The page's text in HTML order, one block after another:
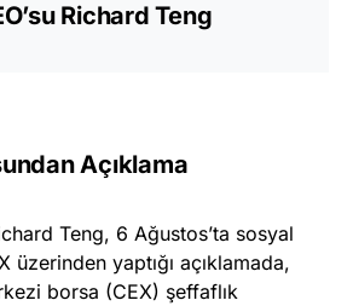
Richard Teng
Açıklama
Teng, 6 Ağustos’ta sosyal
üzerinden yaptığı açıklamada,
borsa (CEX) şeffaflık